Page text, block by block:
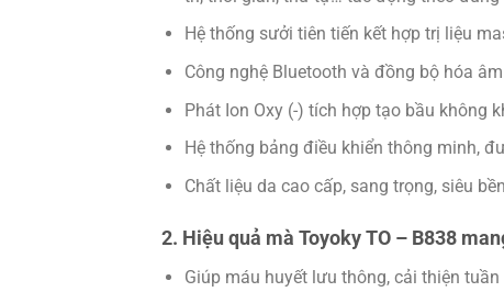
Hệ thống sưởi tiên tiến kết hợp trị liệu
Công nghệ Bluetooth và đồng bộ hóa
Phát Ion Oxy (-) tích hợp tạo bầu không
Hệ thống bảng điều khiển thông minh,
Chất liệu da cao cấp, sang trọng, siêu
2. Hiệu quả mà Toyoky TO – B838
Giúp máu huyết lưu thông, cải thiện